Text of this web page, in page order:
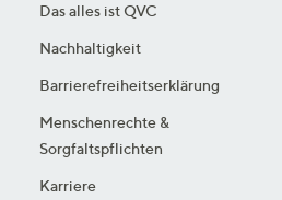
Das alles ist QVC
Nachhaltigkeit
Barrierefreiheitserklärung
Menschenrechte &
Sorgfaltspflichten
Karriere